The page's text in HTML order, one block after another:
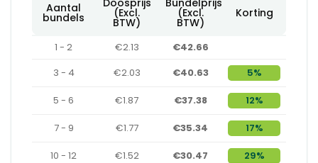
Aantal
bundels (Excl.
BTW)
(Excl.
BTW)
Korting
1 - 2 €2.13
€42.66
3 - 4
€2.03 €40.63 5%
5 - 6 €1.87 €37.38 12%
7 - 9 €1.77 €35.34 17%
10 - 12 €1.52 €30.47
29%